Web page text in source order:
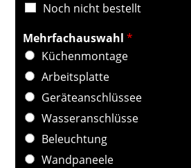
Noch nicht bestellt
Mehrfachauswahl*
Küchenmontage
Arbeitsplatte
Geräteanschlüssee
Wasseranschlüsse
Beleuchtung
Wandpaneele